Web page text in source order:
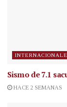
Sismo de 7.1
HACE 2 SEMANAS